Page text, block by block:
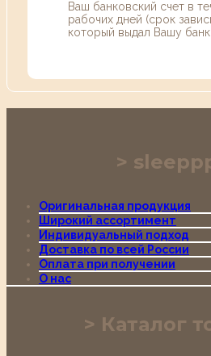
Ваш банковский счет в
рабочих дней (срок
который выдал Вашу
Оригинальная продукция
Широкий ассортимент
Индивидуальный подход
Доставка по всей России
Оплата при получении
О нас
Каталог